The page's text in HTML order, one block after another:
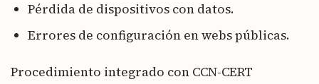
Pérdida de dispositivos con datos.
Errores de configuración en webs públicas.
Procedimiento integrado con CCN-CERT